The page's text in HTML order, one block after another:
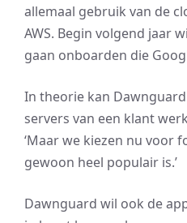
allemaal gebruik van de
AWS. Begin volgend jaar
gaan onboarden die
In theorie kan
servers van een klant
‘Maar we kiezen nu voor
gewoon heel populair is.’
Dawnguard wil ook de